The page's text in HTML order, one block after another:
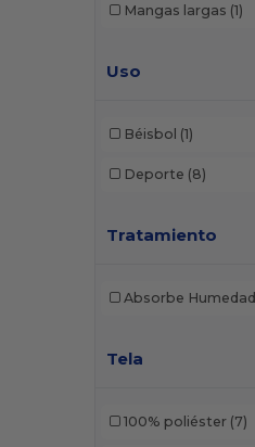
Mangas largas (1)
Uso
Béisbol (1)
Deporte (8)
Tratamiento
Absorbe Humedad
Tela
100% poliéster (7)